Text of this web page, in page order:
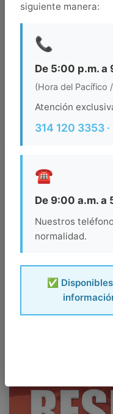
Ocupacion
siguiente manera:
📞
De 5:00 p.m. a
(Hora del Pacífico
Atención
314 120 3353
☎️
De 9:00 a.m. a
Nuestros
normalidad.
✅